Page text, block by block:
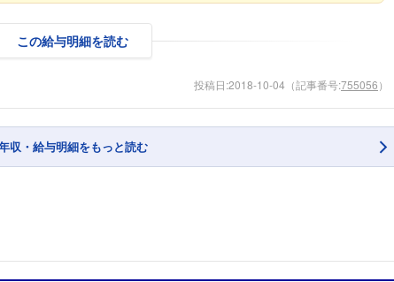
この給与明細を読む
投稿日:2018-10-04 （記事番号:755056）
収・給与明細をもっと読む